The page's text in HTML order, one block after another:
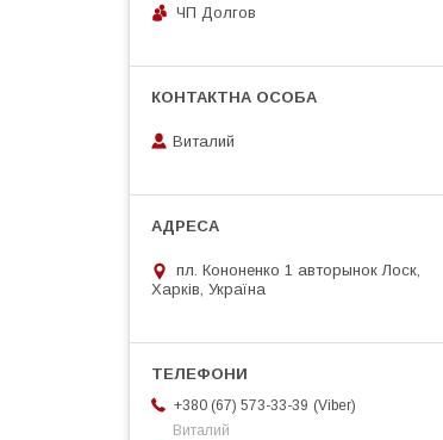
ЧП Долгов
Виталий
пл. Кононенко 1 авторынок Лоск,
Харків, Україна
+380 (67) 573-33-39
Viber
Виталий